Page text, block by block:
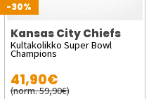
-30%
Kansas City Chiefs
Kultakolikko Super Bowl
Champions
41,90€
(norm. 59,90€)